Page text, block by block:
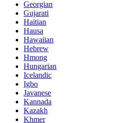
Georgian
Gujarati
Haitian
Hausa
Hawaiian
Hebrew
Hmong
Hungarian
Icelandic
Igbo
Javanese
Kannada
Kazakh
Khmer